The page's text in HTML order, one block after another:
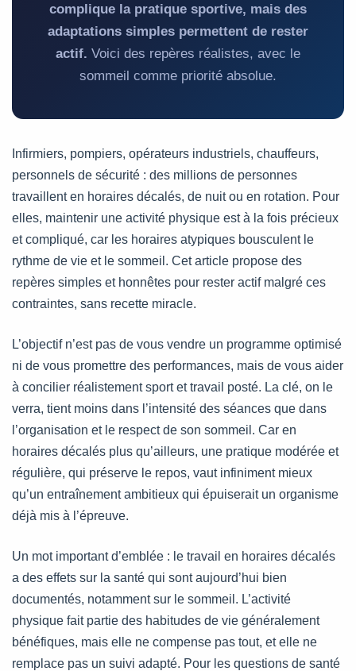
complique la pratique sportive, mais des
adaptations simples permettent de rester
actif. Voici des repères réalistes, avec le
sommeil comme priorité absolue.
Infirmiers, pompiers, opérateurs industriels, chauffeurs,
personnels de sécurité : des millions de personnes
travaillent en horaires décalés, de nuit ou en rotation. Pour
elles, maintenir une activité physique est à la fois précieux
et compliqué, car les horaires atypiques bousculent le
rythme de vie et le sommeil. Cet article propose des
repères simples et honnêtes pour rester actif malgré ces
contraintes, sans recette miracle.
L’objectif n’est pas de vous vendre un programme optimisé
ni de vous promettre des performances, mais de vous aider
à concilier réalistement sport et travail posté. La clé, on le
verra, tient moins dans l’intensité des séances que dans
l’organisation et le respect de son sommeil. Car en
horaires décalés plus qu’ailleurs, une pratique modérée et
régulière, qui préserve le repos, vaut infiniment mieux
qu’un entraînement ambitieux qui épuiserait un organisme
déjà mis à l’épreuve.
Un mot important d’emblée : le travail en horaires décalés
a des effets sur la santé qui sont aujourd’hui bien
documentés, notamment sur le sommeil. L’activité
physique fait partie des habitudes de vie généralement
bénéfiques, mais elle ne compense pas tout, et elle ne
remplace pas un suivi adapté. Pour les questions de santé